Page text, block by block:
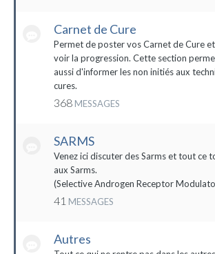
Carnet de Cure
Permet de poster vos Carnet de Cure et
voir la progression. Cette section
aussi d'informer les non initiés aux
cures.
368 MESSAGES
SARMS
Venez ici discuter des Sarms et tout ce
aux Sarms.
(Selective Androgen Receptor
41 MESSAGES
Autres